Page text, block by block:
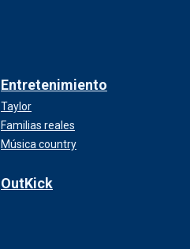
Entretenimiento
Taylor
Familias reales
Música country
OutKick